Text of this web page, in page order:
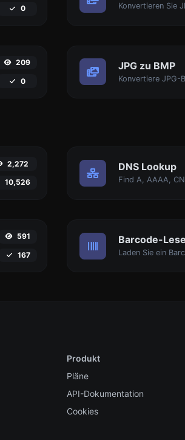
0 Konvertieren Sie
209
0
JPG zu BMP
Konvertiere JPG-
2,272
10,526
DNS Lookup
591
167
Barcode-
Produkt
Pläne
API-Dokumentation
Cookies